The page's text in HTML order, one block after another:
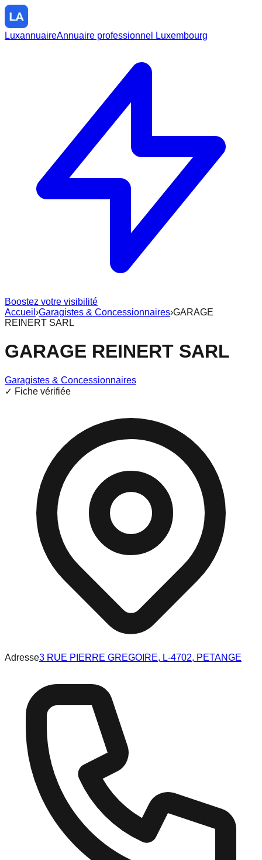
LuxannuaireAnnuaire professionnel Luxembourg
Boostez votre visibilité
Accueil ›Garagistes & Concessionnaires›GARAGE
REINERT SARL
GARAGE REINERT SARL
Garagistes & Concessionnaires
✓ Fiche vérifiée
Adresse3 RUE PIERRE GREGOIRE, L-4702, PETANGE